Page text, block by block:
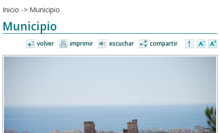
Inicio -> Municipio
Municipio
volver imprimir escuchar compartir